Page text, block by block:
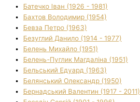
Батечко Іван (1926 - 1981)
Бахтов Володимир (1954)
Бевза Петро (1963)
Безуглий Данило (1914 - 1977)
Белень Михайло (1951)
Белень-Пуглик Магдаліна (1951)
Бельський Едуард (1963)
Белянський Олександр (1950)
Бернадський Валентин (1917 - 2011)